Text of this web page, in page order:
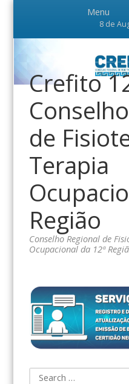
8 de
Crefito
de
Terapia
Região
Conselho Regional de
Ocupacional da 12ª